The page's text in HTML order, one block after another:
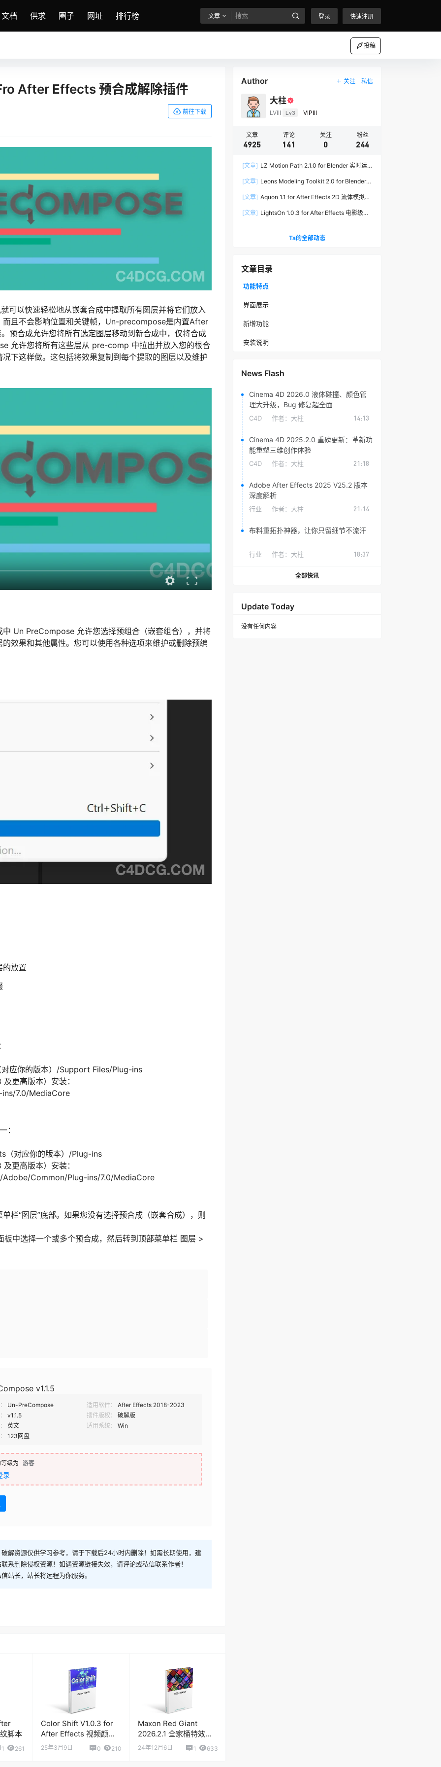
文档 供求 圈子 网址 排行榜 文章 登录 快速注册
投稿
After Effects 预合成解除插件
前往下载
可以快速轻松地从嵌套合成中提取所有图层并将它们放入
而且不会影响位置和关键帧，Un-precompose是内置After
预合成允许您将所有选定图层移动到新合成中，仅将合成
允许您将所有这些层从 pre-comp 中拉出并放入您的根合
下这样做。这包括将效果复制到每个提取的图层以及维护
Un PreCompose 允许您选择预组合（嵌套组合），并将
效果和其他属性。您可以使用各种选项来维护或删除预编
的放置
应你的版本）/Support Files/Plug-ins
更高版本）安装：
7.0/MediaCore
：
对应你的版本）/Plug-ins
更高版本）安装：
Common/Plug-ins/7.0/MediaCore
栏“图层”底部。如果您没有选择预合成（嵌套合成），则
中选择一个或多个预合成，然后转到顶部菜单栏 图层 >
v1.1.5
Un-PreCompose 适用软件：
After Effects 2018-2023
v1.1.5 插件版权：
破解版
英文 适用系统：
Win
123网盘
级为 游客
录
解资源仅供学习参考，请于下载后24小时内删除！如需长期使用，建
系删除侵权资源！如遇资源链接失效，请评论或私信联系作者！
站长，站长将远程为你服务。
脚本
1 261
Color Shift V1.0.3 for
After Effects 视频颜色
渐变映射插件
25年3月9日 0 210
Maxon Red Giant
2026.2.1 全家桶特效插
件
24年12月6日 1 633
Author 关注 私信
大柱
LVIII Lv3 VIPIII
文章
4925
评论
141
关注
0
粉丝
244
[文章] LZ Motion Path 2.1.0 for Blender 实时运
[文章] Leons Modeling Toolkit 2.0 for Blender
[文章] Aquon 1.1 for After Effects 2D 流体模拟插
[文章] LightsOn 1.0.3 for After Effects 电影级镜
Ta的全部动态
文章目录
功能特点
界面展示
新增功能
安装说明
News Flash
Cinema 4D 2026.0 液体碰撞、颜色管
理大升级，Bug 修复超全面
C4D 作者： 大柱 14:13
Cinema 4D 2025.2.0 重磅更新：革新功
能重塑三维创作体验
C4D 作者： 大柱 21:18
Adobe After Effects 2025 V25.2 版本
深度解析
行业 作者： 大柱 21:14
布料重拓扑神器，让你只留细节不流汗
行业 作者： 大柱 18:37
全部快讯
Update Today
没有任何内容